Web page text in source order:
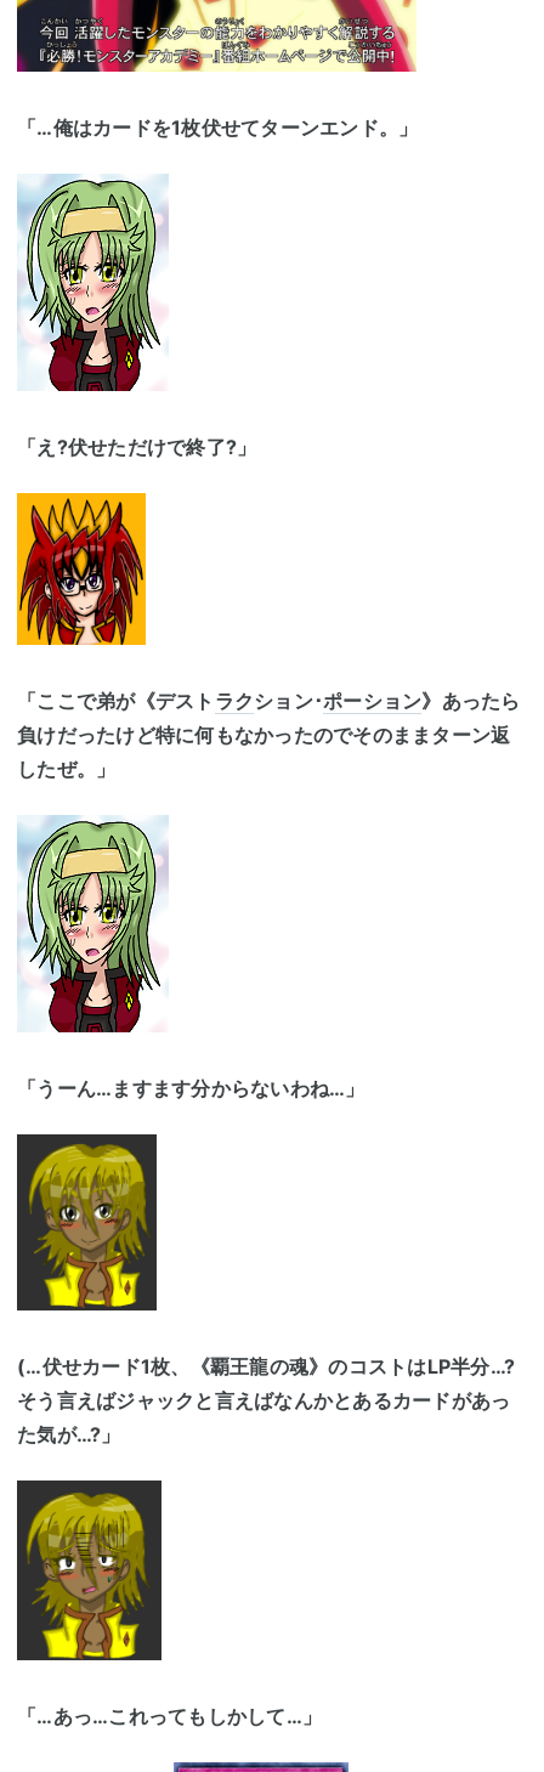
「…俺はカードを1枚伏せてターンエンド。」
「え?伏せただけで終了?」
「ここで弟が《デスト ラクション･ポーション》あったら
負けだったけど特に何もなかったのでそのままターン返
したぜ。」
「うーん…ますます分からないわね…」
(…伏せカード1枚、《覇王龍の魂》のコストはLP半分…?
そう言えばジャックと言えばなんかとあるカードがあっ
た気が…?」
「…あっ…これってもしかして…」